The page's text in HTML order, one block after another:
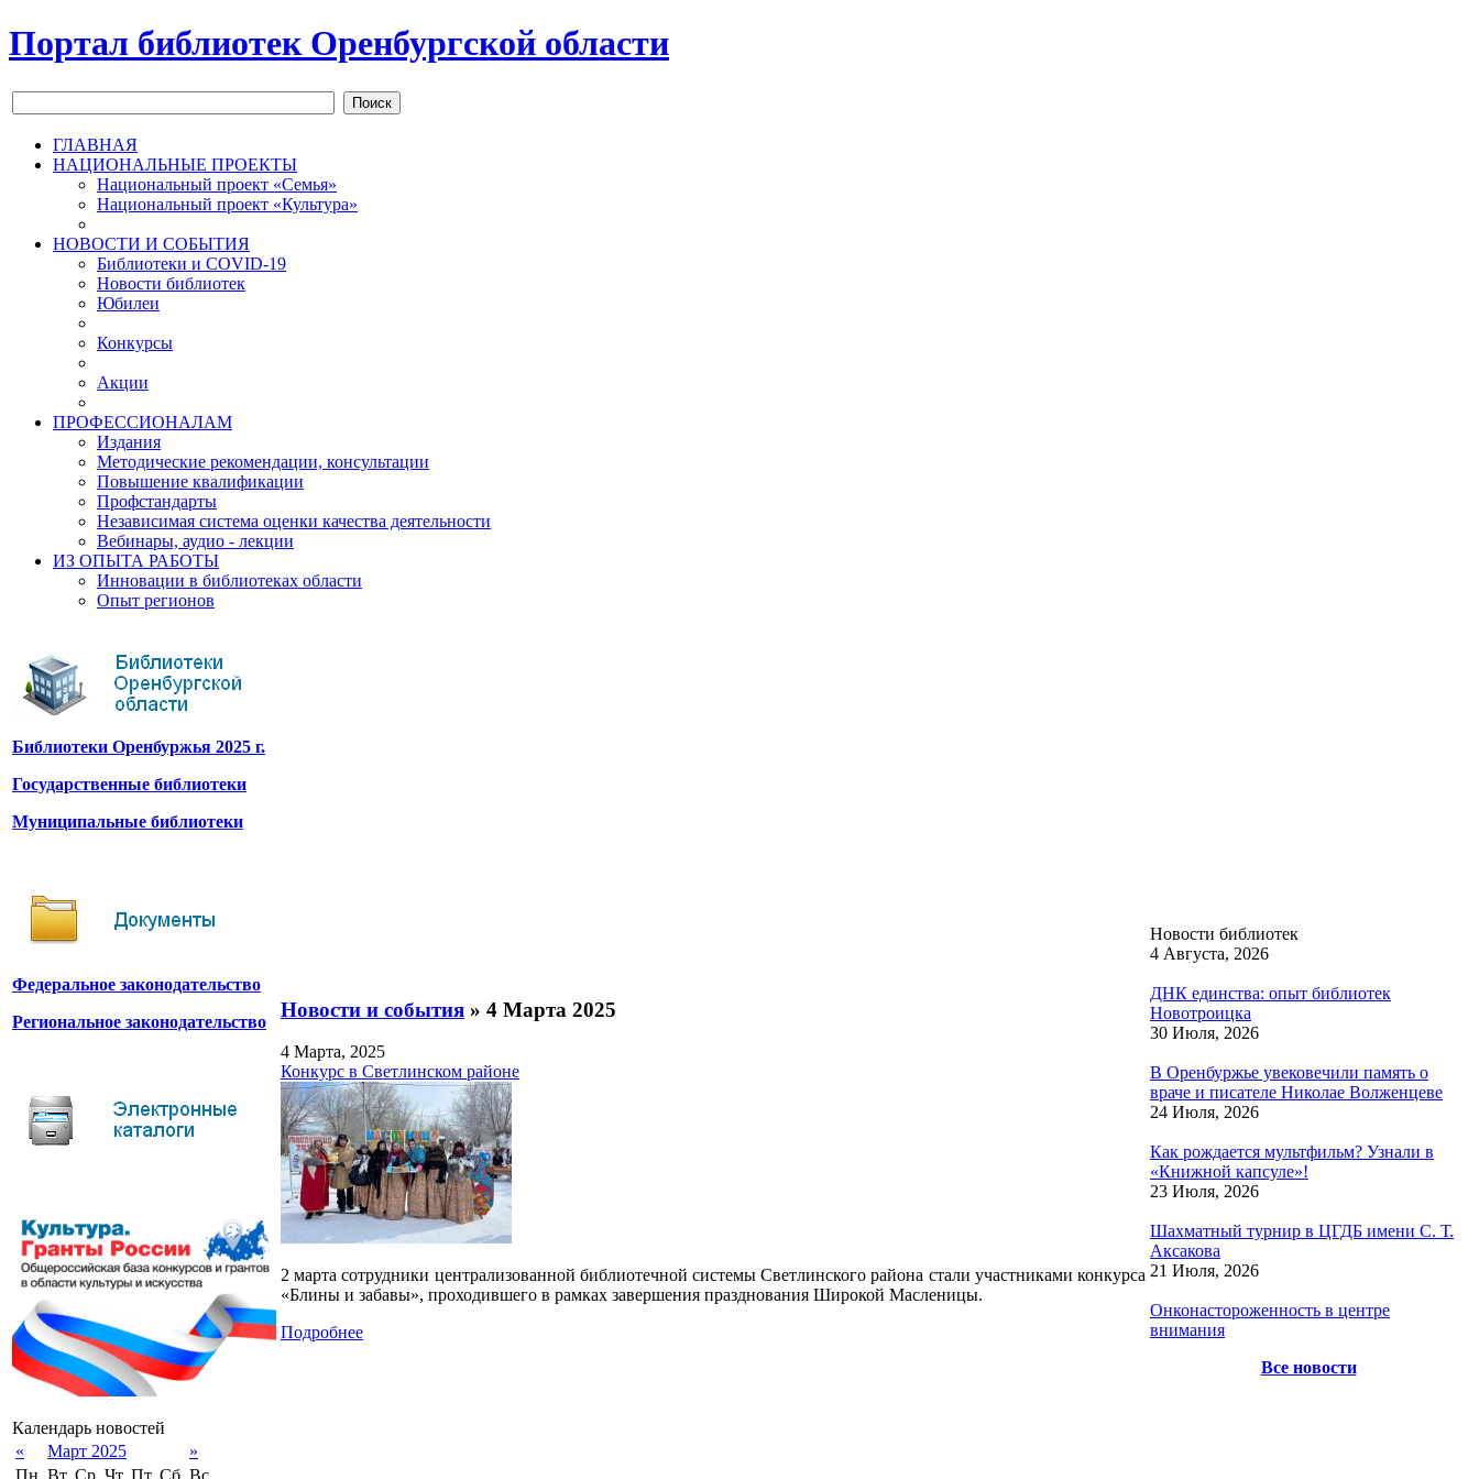
Портал библиотек Оренбургской области
Поиск
ГЛАВНАЯ
НАЦИОНАЛЬНЫЕ ПРОЕКТЫ
Национальный проект «Семья»
Национальный проект «Культура»
НОВОСТИ И СОБЫТИЯ
Библиотеки и COVID-19
Новости библиотек
Юбилеи
Конкурсы
Акции
ПРОФЕССИОНАЛАМ
Издания
Методические рекомендации, консультации
Повышение квалификации
Профстандарты
Независимая система оценки качества деятельности
Вебинары, аудио - лекции
ИЗ ОПЫТА РАБОТЫ
Инновации в библиотеках области
Опыт регионов
Библиотеки Оренбуржья 2025 г.
Государственные библиотеки
Муниципальные библиотеки
Федеральное законодательство
Региональное законодательство
Календарь новостей
«
Март 2025
»
Пн. Вт. Ср. Чт. Пт. Сб. Вс.
Новости и события » 4 Марта 2025
4 Марта, 2025
Конкурс в Светлинском районе
2 марта сотрудники централизованной библиотечной системы Светлинского района стали участниками конкурса
«Блины и забавы», проходившего в рамках завершения празднования Широкой Масленицы.
Подробнее
Новости библиотек
4 Августа, 2026
ДНК единства: опыт библиотек
Новотроицка
30 Июля, 2026
В Оренбуржье увековечили память о
враче и писателе Николае Волженцеве
24 Июля, 2026
Как рождается мультфильм? Узнали в
«Книжной капсуле»!
23 Июля, 2026
Шахматный турнир в ЦГДБ имени С. Т.
Аксакова
21 Июля, 2026
Онконастороженность в центре
внимания
Все новости